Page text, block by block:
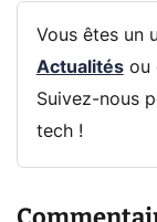
Vous êtes un
Actualitésou
Suivez-nous
tech !